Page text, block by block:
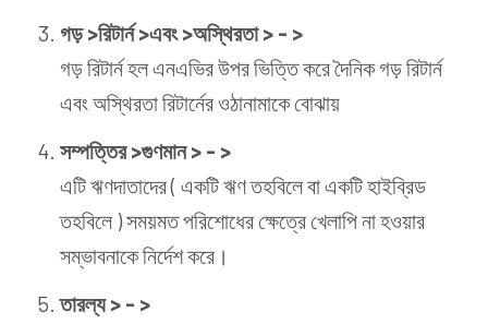
গড় >রিটার্ন >এবং >অস্থিরতা > - >
গড় রিটার্ন হল এনএভির উপর ভিত্তি করে দৈনিক গড় রিটার্ন
এবং অস্থিরতা রিটার্নের ওঠানামাকে বোঝায়
সম্পত্তির >গুণমান > - >
এটি ঋণদাতাদের ( একটি ঋণ তহবিলে বা একটি হাইব্রিড
তহবিলে ) সময়মত পরিশোধের ক্ষেত্রে খেলাপি না হওয়ার
সম্ভাবনাকে নির্দেশ করে।
তারল্য > - >